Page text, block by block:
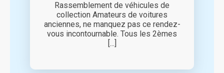
Rassemblement de véhicules de
collection Amateurs de voitures
anciennes, ne manquez pas ce rendez-
vous incontournable. Tous les 2èmes
[...]